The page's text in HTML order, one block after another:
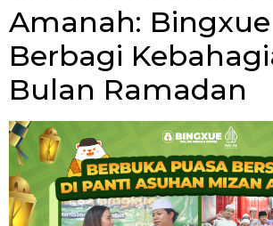
Amanah: Bingxue
Berbagi
Bulan Ramadan